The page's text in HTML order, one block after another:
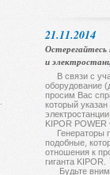
21.11.2014
Остерегайтесь
и
В связи с
оборудование
просим Вас
который
KIPOR POWER
Генераторы
подобные,
отношения к
гиганта KIPOR.
Будьте